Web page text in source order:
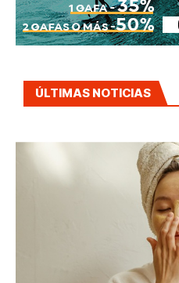
ÚLTIMAS NOTICIAS